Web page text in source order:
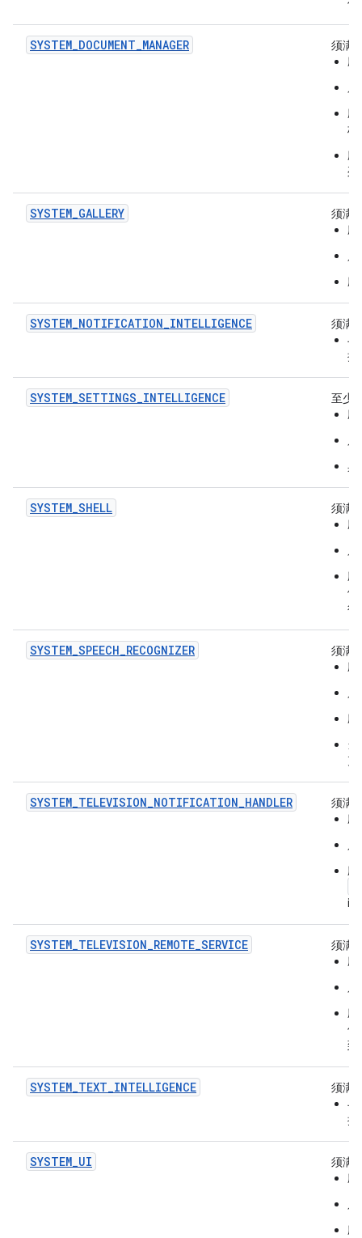
信
SYSTEM_DOCUMENT_MANAGER
须满
应
只
档
列
SYSTEM_GALLERY
须满
应
只
应
SYSTEM_NOTIFICATION_INTELLIGENCE
须满
与
提
SYSTEM_SETTINGS_INTELLIGENCE
至少
应
只
具
SYSTEM_SHELL
须满
只
例
行
SYSTEM_SPEECH_RECOGNIZER
须满
应
只
应
当
克
SYSTEM_TELEVISION_NOTIFICATION_HANDLER
须满
应
只
应
SYSTEM_TELEVISION_REMOTE_SERVICE
须满
只
应
信
到
SYSTEM_TEXT_INTELLIGENCE
须满
与
提
SYSTEM_UI
须满
应
只
应